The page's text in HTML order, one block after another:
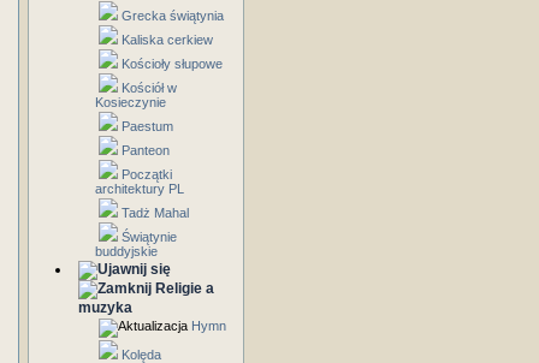
Grecka świątynia
Kaliska cerkiew
Kościoły słupowe
Kościół w
Kosieczynie
Paestum
Panteon
Początki
architektury PL
Tadż Mahal
Świątynie
buddyjskie
Religie a
muzyka
Hymn
Kolęda